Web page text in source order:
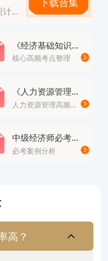
录人社部或各地
并选择考试科目与
时间完成现场审
心官网发布的最新
批次安排，提前
全科备考学习打卡表,备考按照计划走
《经济基础知识》高频考点总结100个
核心高频考点整理
《人力资源管理》高频易错题
人力资源管理高频易错题
中级经济师必考案例分析题
必考案例分析
高？